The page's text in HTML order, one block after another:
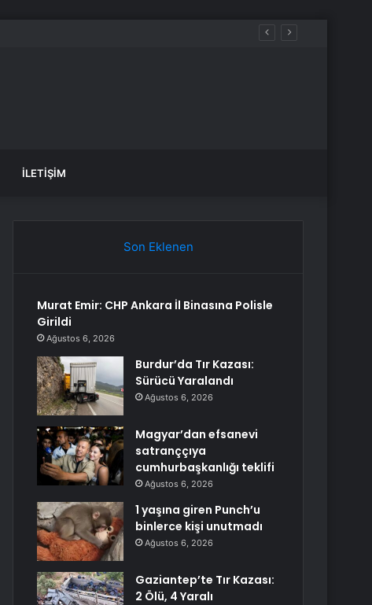
İLETIŞIM
Son Eklenen
Murat Emir: CHP Ankara İl Binasına Polisle
Girildi
Ağustos 6, 2026
Burdur’da Tır Kazası:
Sürücü Yaralandı
Ağustos 6, 2026
Magyar’dan efsanevi
satranççıya
cumhurbaşkanlığı teklifi
Ağustos 6, 2026
1 yaşına giren Punch’u
binlerce kişi unutmadı
Ağustos 6, 2026
Gaziantep’te Tır Kazası:
2 Ölü, 4 Yaralı